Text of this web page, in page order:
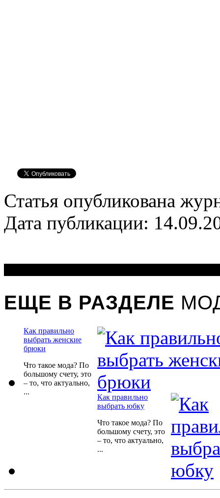
Статья опубликована
Дата публикации:
ЕЩЕ В РАЗДЕЛЕ
Как правильно
выбрать женские
брюки
Что такое мода? По
большому счету, это
– то, что актуально,
...
Как правильно
выбрать юбку
Что такое мода? По
большому счету, это
– то, что актуально,
...